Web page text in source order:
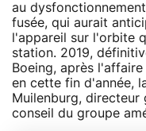
au
fusée, qui aurait
l'appareil sur l'orbite
station. 2019,
Boeing, après
en cette fin d'année,
Muilenburg, directeur
conseil du groupe